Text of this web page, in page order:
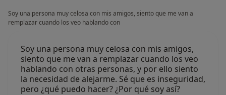
Soy una persona muy celosa con mis amigos, siento que me van a
remplazar cuando los veo hablando con
Soy una persona muy celosa con mis amigos,
siento que me van a remplazar cuando los veo
hablando con otras personas, y por ello siento
la necesidad de alejarme. Sé que es inseguridad,
pero ¿qué puedo hacer? ¿Por qué soy así?